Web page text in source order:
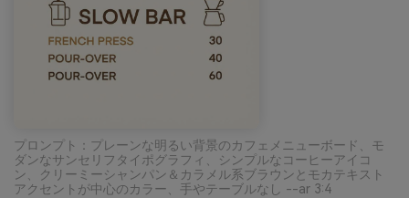
プロンプト：プレーンな明るい背景のカフェメニューボード、モ
ダンなサンセリフタイポグラフィ、シンプルなコーヒーアイコ
ン、クリーミーシャンパン＆カラメル系ブラウンとモカテキスト
アクセントが中心のカラー、手やテーブルなし --ar 3:4